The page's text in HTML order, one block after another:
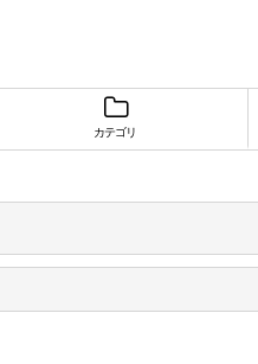
カテゴリ